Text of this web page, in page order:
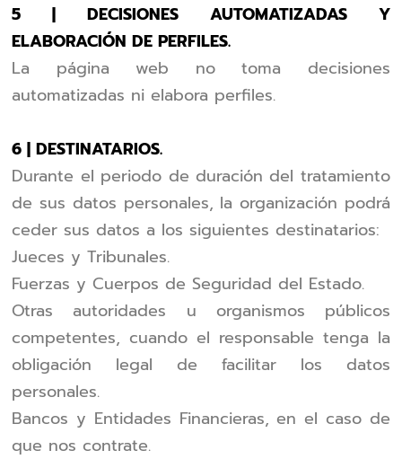
5 | DECISIONES AUTOMATIZADAS Y
ELABORACIÓN DE PERFILES.
La página web no toma decisiones
automatizadas ni elabora perfiles.
6 | DESTINATARIOS.
Durante el periodo de duración del tratamiento
de sus datos personales, la organización podrá
ceder sus datos a los siguientes destinatarios:
Jueces y Tribunales.
Fuerzas y Cuerpos de Seguridad del Estado.
Otras autoridades u organismos públicos
competentes, cuando el responsable tenga la
obligación legal de facilitar los datos
personales.
Bancos y Entidades Financieras, en el caso de
que nos contrate.